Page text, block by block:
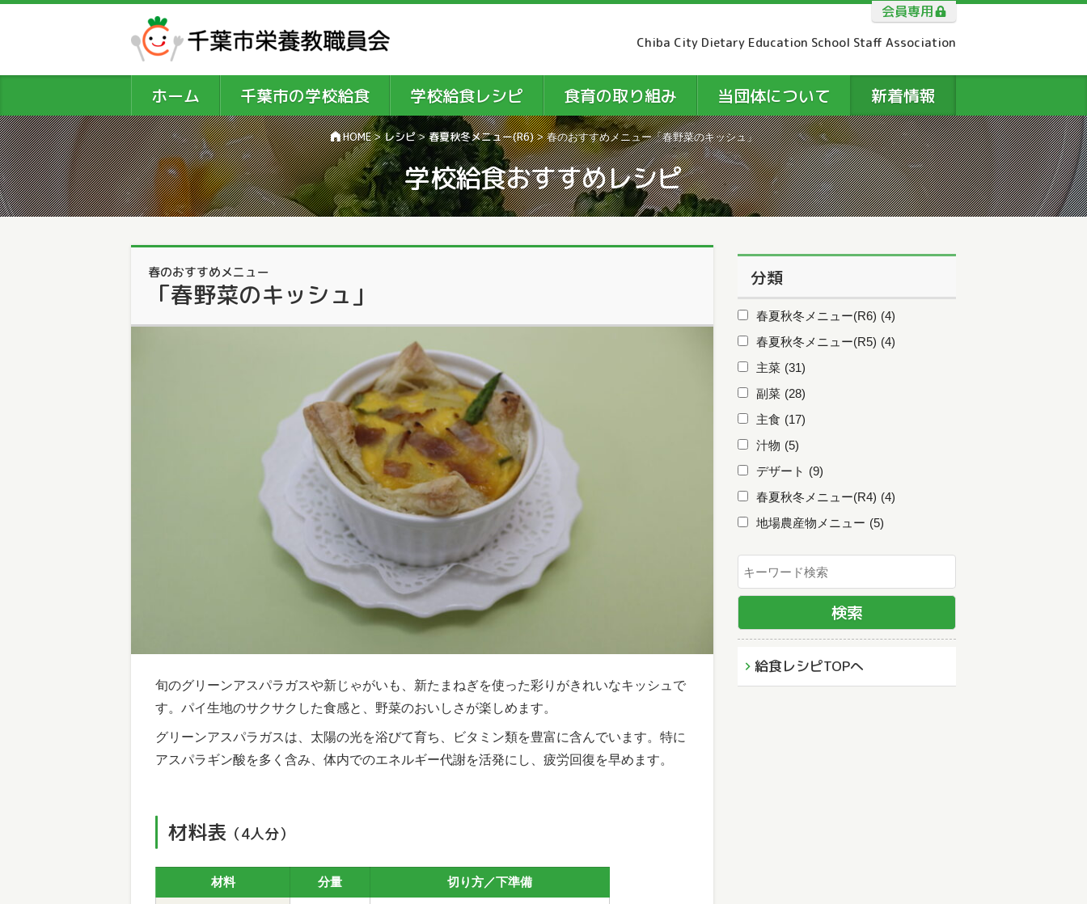
会員専用
Chiba City Dietary Education School Staff Association
ホーム 千葉市の学校給食 学校給食レシピ 食育の取り組み 当団体について 新着情報
HOME>レシピ>春夏秋冬メニュー(R6)>春のおすすめメニュー「春野菜のキッシュ」
学校給食おすすめレシピ
年10月
17日更
春のおすすめメニュー
「春野菜のキッシュ」
旬のグリーンアスパラガスや新じゃがいも、新たまねぎを使った彩りがきれいなキッシュで
す。パイ生地のサクサクした食感と、野菜のおいしさが楽しめます。
グリーンアスパラガスは、太陽の光を浴びて育ち、ビタミン類を豊富に含んでいます。特に
アスパラギン酸を多く含み、体内でのエネルギー代謝を活発にし、疲労回復を早めます。
材料表 （4人分）
材料 分量 切り方／下準備
分類
春夏秋冬メニュー(R6) (4)
春夏秋冬メニュー(R5) (4)
主菜 (31)
副菜 (28)
主食 (17)
汁物 (5)
デザート (9)
春夏秋冬メニュー(R4) (4)
地場農産物メニュー (5)
給食レシピTOPへ